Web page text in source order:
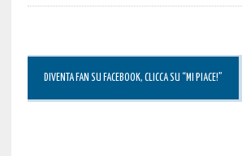
DIVENTA FAN SU FACEBOOK, CLICCA SU “MI PIACE!”